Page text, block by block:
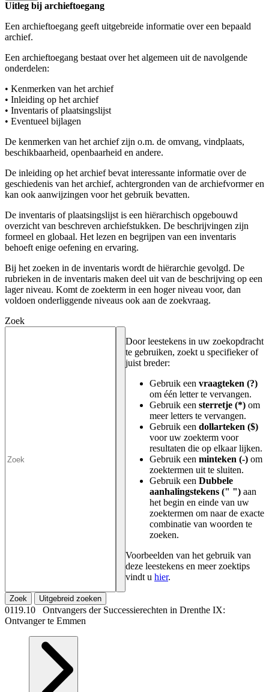
Uitleg bij archieftoegang
Een archieftoegang geeft uitgebreide informatie over een bepaald
archief.
Een archieftoegang bestaat over het algemeen uit de navolgende
onderdelen:
• Kenmerken van het archief
• Inleiding op het archief
• Inventaris of plaatsingslijst
• Eventueel bijlagen
De kenmerken van het archief zijn o.m. de omvang, vindplaats,
beschikbaarheid, openbaarheid en andere.
De inleiding op het archief bevat interessante informatie over de
geschiedenis van het archief, achtergronden van de archiefvormer en
kan ook aanwijzingen voor het gebruik bevatten.
De inventaris of plaatsingslijst is een hiërarchisch opgebouwd
overzicht van beschreven archiefstukken. De beschrijvingen zijn
formeel en globaal. Het lezen en begrijpen van een inventaris
behoeft enige oefening en ervaring.
Bij het zoeken in de inventaris wordt de hiërarchie gevolgd. De
rubrieken in de inventaris maken deel uit van de beschrijving op een
lager niveau. Komt de zoekterm in een hoger niveau voor, dan
voldoen onderliggende niveaus ook aan de zoekvraag.
Zoek
Door leestekens in uw zoekopdracht
te gebruiken, zoekt u specifieker of
juist breder:
Gebruik een vraagteken (?)
om één letter te vervangen.
Gebruik een sterretje (*) om
meer letters te vervangen.
Gebruik een dollarteken ($)
voor uw zoekterm voor
resultaten die op elkaar lijken.
Gebruik een minteken (-) om
zoektermen uit te sluiten.
Gebruik een Dubbele
aanhalingstekens (" ") aan
het begin en einde van uw
zoektermen om naar de exacte
combinatie van woorden te
zoeken.
Voorbeelden van het gebruik van
deze leestekens en meer zoektips
vindt u hier.
Zoek Uitgebreid zoeken
0119.10 Ontvangers der Successierechten in Drenthe IX:
Ontvanger te Emmen